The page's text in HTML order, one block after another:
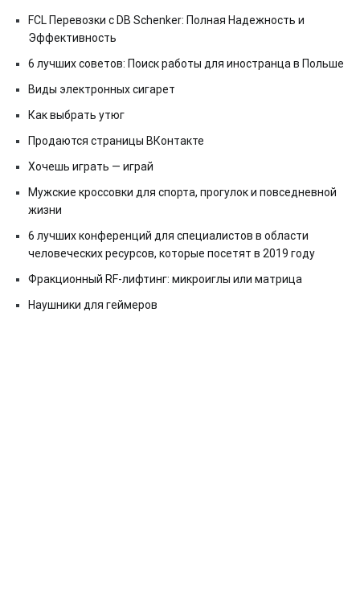
FCL Перевозки с DB Schenker: Полная Надежность и
Эффективность
6 лучших советов: Поиск работы для иностранца в Польше
Виды электронных сигарет
Как выбрать утюг
Продаются страницы ВКонтакте
Хочешь играть — играй
Мужские кроссовки для спорта, прогулок и повседневной
жизни
6 лучших конференций для специалистов в области
человеческих ресурсов, которые посетят в 2019 году
Фракционный RF-лифтинг: микроиглы или матрица
Наушники для геймеров